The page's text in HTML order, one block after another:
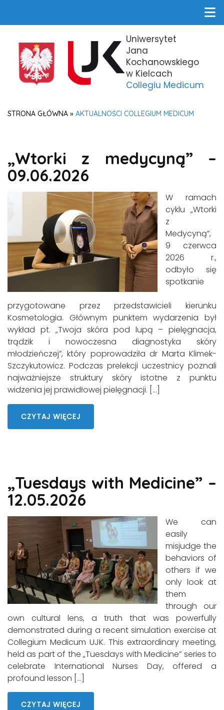
Uniwersytet
Jana
Kochanowskiego
w Kielcach
Collegiu Medicum
STRONA GŁÓWNA » AKTUALNOŚCI COLLEGIUM MEDICUM
„Wtorki z medycyną” –
09.06.2026
W ramach
cyklu „Wtorki
z
Medycyną”,
9 czerwca
2026 r.,
odbyło się
spotkanie
przygotowane przez przedstawicieli kierunku
Kosmetologia. Głównym punktem wydarzenia był
wykład pt. „Twoja skóra pod lupą – pielęgnacja,
trądzik i nowoczesna diagnostyka skóry
młodzieńczej”, który poprowadziła dr Marta Klimek-
Szczykutowicz. Podczas prelekcji uczestnicy poznali
najważniejsze struktury skóry istotne z punktu
widzenia jej prawidłowej pielęgnacji. […]
CZYTAJ WIĘCEJ
„Tuesdays with Medicine” –
12.05.2026
We can
easily
misjudge the
behaviors of
others if we
only look at
them
through our
own cultural lens, a truth that was powerfully
demonstrated during a recent simulation exercise at
Collegium Medicum UJK. This extraordinary meeting,
held as part of the „Tuesdays with Medicine” series to
celebrate International Nurses Day, offered a
profound lesson […]
CZYTAJ WIĘCEJ